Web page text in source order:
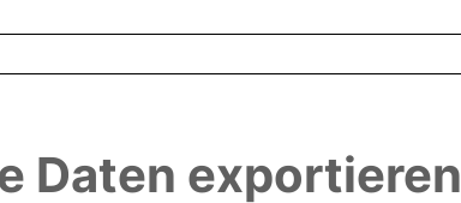
Daten exportieren